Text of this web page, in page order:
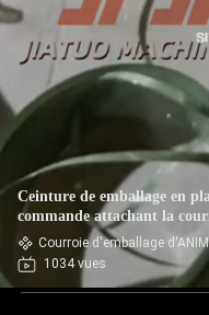
Ceinture de emballage en
commande attachant la
FAMILIER de polyester de
Courroie d'emballage
1034 vues